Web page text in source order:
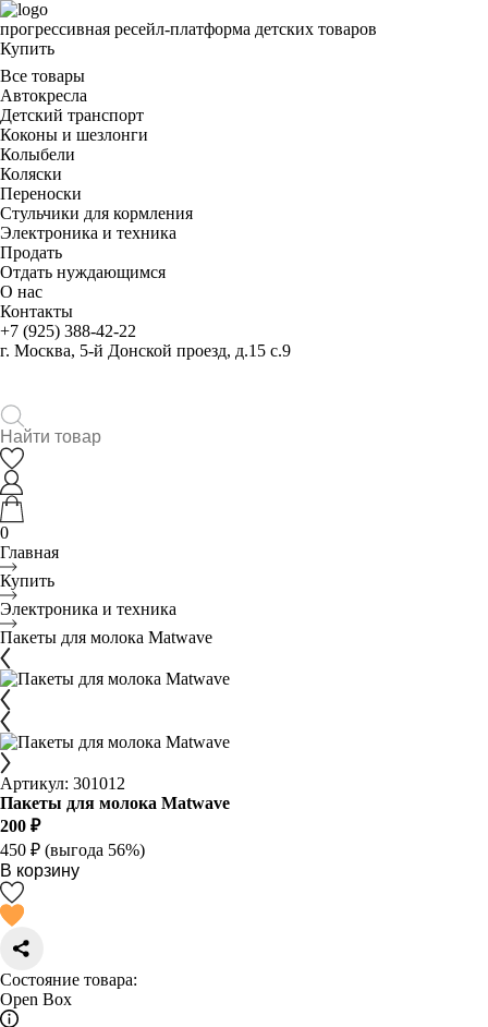
прогрессивная ресейл-платформа детских товаров
Купить
Все товары
Автокресла
Детский транспорт
Коконы и шезлонги
Колыбели
Коляски
Переноски
Стульчики для кормления
Электроника и техника
Продать
Отдать нуждающимся
О нас
Контакты
+7 (925) 388-42-22
г. Москва, 5-й Донской проезд, д.15 с.9
0
Главная
Купить
Электроника и техника
Пакеты для молока Matwave
Артикул: 301012
Пакеты для молока Matwave
200 ₽
450 ₽ (выгода 56%)
В корзину
Состояние товара:
Open Box